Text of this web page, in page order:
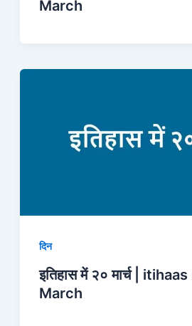
March
दिन
इतिहास में २० मार्च |
March